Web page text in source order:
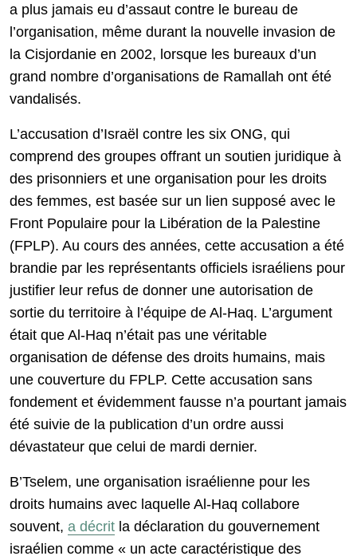
a plus jamais eu d’assaut contre le bureau de
l’organisation, même durant la nouvelle invasion de
la Cisjordanie en 2002, lorsque les bureaux d’un
grand nombre d’organisations de Ramallah ont été
vandalisés.
L’accusation d’Israël contre les six ONG, qui
comprend des groupes offrant un soutien juridique à
des prisonniers et une organisation pour les droits
des femmes, est basée sur un lien supposé avec le
Front Populaire pour la Libération de la Palestine
(FPLP). Au cours des années, cette accusation a été
brandie par les représentants officiels israéliens pour
justifier leur refus de donner une autorisation de
sortie du territoire à l’équipe de Al-Haq. L’argument
était que Al-Haq n’était pas une véritable
organisation de défense des droits humains, mais
une couverture du FPLP. Cette accusation sans
fondement et évidemment fausse n’a pourtant jamais
été suivie de la publication d’un ordre aussi
dévastateur que celui de mardi dernier.
B’Tselem, une organisation israélienne pour les
droits humains avec laquelle Al-Haq collabore
souvent, a décrit la déclaration du gouvernement
israélien comme « un acte caractéristique des